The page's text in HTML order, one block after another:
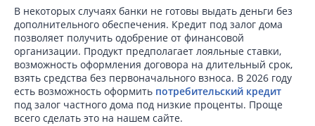
В некоторых случаях банки не готовы выдать деньги без
дополнительного обеспечения. Кредит под залог дома
позволяет получить одобрение от финансовой
организации. Продукт предполагает лояльные ставки,
возможность оформления договора на длительный срок,
взять средства без первоначального взноса. В 2026 году
есть возможность оформить потребительский кредит
под залог частного дома под низкие проценты. Проще
всего сделать это на нашем сайте.